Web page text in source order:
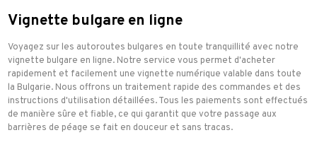
n’avez pas reçu d’e-mail de confirmation, veuillez d’abord
vérifier votre dossier de courrier en vrac ou de SPAM. Si vous
ne trouvez pas le timbre ici, veuillez nous contacter. Merci de
votre attention.
Vignette bulgare en ligne
Voyagez sur les autoroutes bulgares en toute tranquillité avec notre
vignette bulgare en ligne. Notre service vous permet d'acheter
rapidement et facilement une vignette numérique valable dans toute
la Bulgarie. Nous offrons un traitement rapide des commandes et des
instructions d'utilisation détaillées. Tous les paiements sont effectués
de manière sûre et fiable, ce qui garantit que votre passage aux
barrières de péage se fait en douceur et sans tracas.